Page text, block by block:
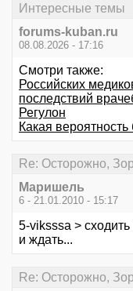
Интересные темы
forums-kuban.ru
08.08.2026 - 17:16
Смотри также:
Российских
последствий
Регулон
Какая
Re: Осторожно,
Маришель
6 - 21.01.2010 - 15:17
5-viksssa >
и ждать...
Re: Осторожно,